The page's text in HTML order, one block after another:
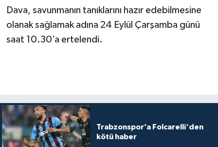
Dava, savunmanın tanıklarını hazır edebilmesine
olanak sağlamak adına 24 Eylül Çarşamba günü
saat 10.30’a ertelendi.
Trabzonspor’a Folcarelli'den
kötü haber